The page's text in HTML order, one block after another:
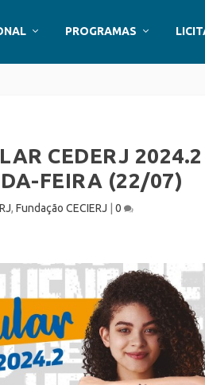
PROGRAMAS
CEDERJ
FEIRA (22/07)
, Fundação CECIERJ 0